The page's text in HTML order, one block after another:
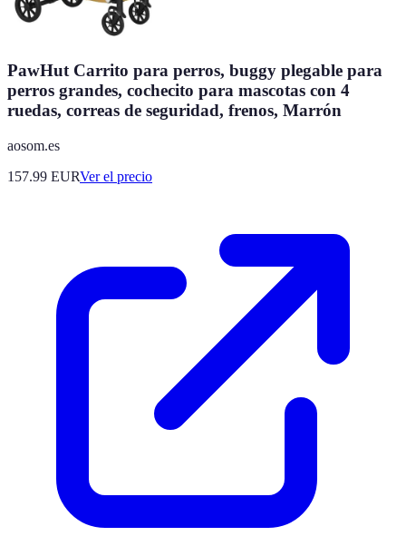
PawHut Carrito para perros, buggy plegable para
perros grandes, cochecito para mascotas con 4
ruedas, correas de seguridad, frenos, Marrón
aosom.es
157.99 EURVer el precio